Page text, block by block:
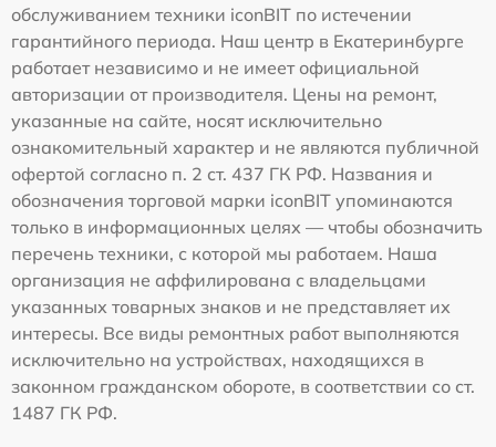
обслуживанием техники iconBIT по истечении
гарантийного периода. Наш центр в Екатеринбурге
работает независимо и не имеет официальной
авторизации от производителя. Цены на ремонт,
указанные на сайте, носят исключительно
ознакомительный характер и не являются публичной
офертой согласно п. 2 ст. 437 ГК РФ. Названия и
обозначения торговой марки iconBIT упоминаются
только в информационных целях — чтобы обозначить
перечень техники, с которой мы работаем. Наша
организация не аффилирована с владельцами
указанных товарных знаков и не представляет их
интересы. Все виды ремонтных работ выполняются
исключительно на устройствах, находящихся в
законном гражданском обороте, в соответствии со ст.
1487 ГК РФ.